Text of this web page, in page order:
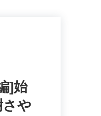
]始
さや